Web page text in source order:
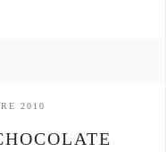
2010